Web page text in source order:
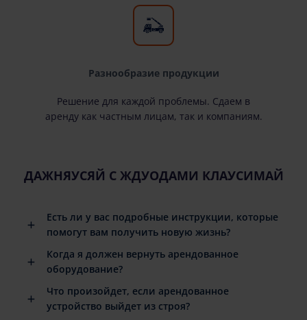
Разнообразие продукции
Решение для каждой проблемы. Сдаем в
аренду как частным лицам, так и компаниям.
ДАЖНЯУСЯЙ С ЖДУОДАМИ КЛАУСИМАЙ
Есть ли у вас подробные инструкции, которые
помогут вам получить новую жизнь?
Когда я должен вернуть арендованное
оборудование?
Что произойдет, если арендованное
устройство выйдет из строя?